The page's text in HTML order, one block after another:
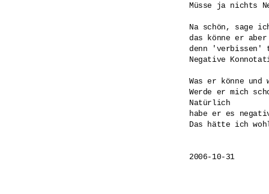
Müsse ja nichts
Na schön, sage
das könne er
denn 'verbissen'
Negative
Was er könne und
Werde er mich
Natürlich
habe er es
Das hätte ich